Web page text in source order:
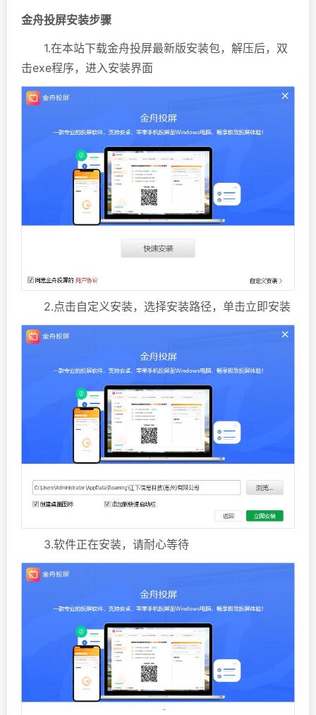
金舟投屏安装步骤
1.在本站下载金舟投屏最新版安装包，解压后，双
击exe程序，进入安装界面
2.点击自定义安装，选择安装路径，单击立即安装
3.软件正在安装，请耐心等待